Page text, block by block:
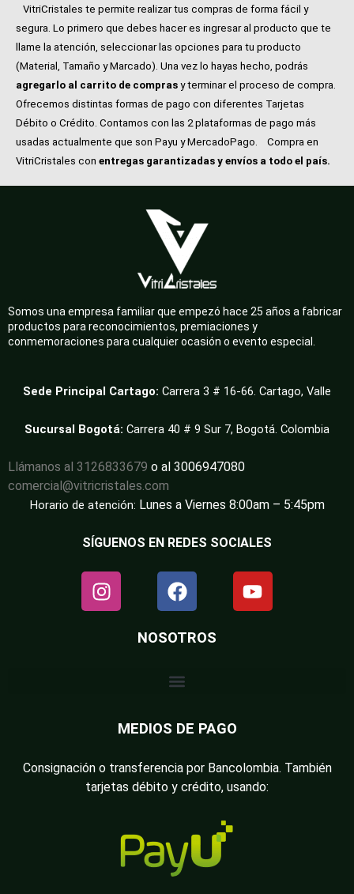
VitriCristales te permite realizar tus compras de forma fácil y
segura. Lo primero que debes hacer es ingresar al producto que te
llame la atención, seleccionar las opciones para tu producto
(Material, Tamaño y Marcado). Una vez lo hayas hecho, podrás
agregarlo al carrito de compras y terminar el proceso de compra.
Ofrecemos distintas formas de pago con diferentes Tarjetas
Débito o Crédito. Contamos con las 2 plataformas de pago más
usadas actualmente que son Payu y MercadoPago.
Compra en
VitriCristales con entregas garantizadas y envíos a todo el país.
Somos una empresa familiar que empezó hace 25 años a fabricar
productos para reconocimientos, premiaciones y
conmemoraciones para cualquier ocasión o evento especial.
Sede Principal Cartago: Carrera 3 # 16-66. Cartago, Valle
Sucursal Bogotá: Carrera 40 # 9 Sur 7, Bogotá. Colombia
Llámanos al 3126833679 o al 3006947080
comercial@vitricristales.com
Horario de atención: Lunes a Viernes 8:00am – 5:45pm
SÍGUENOS EN REDES SOCIALES
NOSOTROS
MEDIOS DE PAGO
Consignación o transferencia por Bancolombia. También
tarjetas débito y crédito, usando: